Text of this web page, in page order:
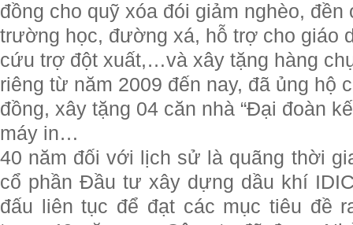
đồng cho quỹ xóa đói giảm nghèo,
trường học, đường xá, hỗ trợ cho giáo
cứu trợ đột xuất,…và xây tặng hàng
riêng từ năm 2009 đến nay, đã ủng hộ
đồng, xây tặng 04 căn nhà “Đại đoàn
máy in…
40 năm đối với lịch sử là quãng thời
cổ phần Đầu tư xây dựng dầu khí
đấu liên tục để đạt các mục tiêu đề